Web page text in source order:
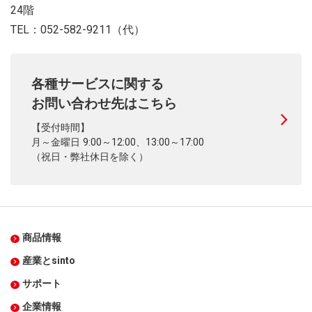
24階
TEL：052-582-9211（代）
各種サービスに関する
お問い合わせ先はこちら
【受付時間】
月～金曜日 9:00～12:00、13:00～17:00
（祝日・弊社休日を除く）
商品情報
産業とsinto
サポート
企業情報